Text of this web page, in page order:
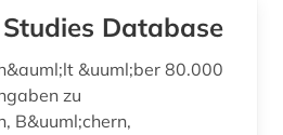
(1) Database
&uuml;ber 80.000
zu
B&uuml;chern,